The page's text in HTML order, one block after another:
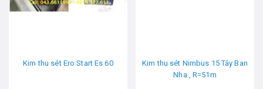
Kim thu sét Ero Start Es 60
Kim thu sét Nimbus 15 Tây Ban
Nha , R=51m